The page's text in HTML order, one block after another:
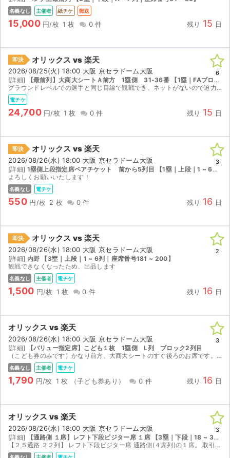
名義なし 主催者 紙チケ 郵送
15,000 円/枚 1 枚 0 件 残り 15 日
即決 オリックス vs 楽天
2026/08/25(火) 18:00 大阪 京セラドーム大阪
[詳細]
【最前列】大商大シートＡ前方 1塁側 31-36番 【1塁｜FAブロック｜1 ~ 2列｜座席番号31 ~ 36】
グラウンドレベルでの選手と同じ目線で観戦でき、ネットがないので迫力があり臨場感が高いです。 選手のアップや練習などがかなり間近で見れます。 クッション性の高いヘッドレスト付きシートで、専用テ...
電チケ
24,700 円/枚 1 枚 0 件 残り 15 日
6
即決 オリックス vs 楽天
2026/08/26(水) 18:00 大阪 京セラドーム大阪
[詳細] 1塁側上段指定席ペアチケット 前から5列目 【1塁｜上段｜1 ~ 6列｜座席番号361 ~ 380】
よろしくお願いいたします！
名義なし 電チケ
550 円/枚 2 枚 0 件 残り 16 日
3
即決 オリックス vs 楽天
2026/08/26(水) 18:00 大阪 京セラドーム大阪
[詳細] 内野 【3塁｜上段｜1 ~ 6列｜座席番号181 ~ 200】
観戦できなくなったため、出品します
名義なし 主催者 電チケ
1,500 円/枚 1 枚 0 件 残り 16 日
2
オリックス vs 楽天
2026/08/26(水) 18:00 大阪 京セラドーム大阪
[詳細]
【バリュー指定席】こども１枚 1塁側 L列 ブロック2列目
（こども券のみです）かなり前方、大商大シートのすぐ後ろのお席です。取引連絡にURLリンクを添付致します。
名義なし 主催者 電チケ
1,790 円/枚 1 枚 （子ども券あり） 0 件 残り 16 日
3
オリックス vs 楽天
2026/08/26(水) 18:00 大阪 京セラドーム大阪
[詳細]
【通路側 １席】レフト下段ビジター席 １席 【3塁｜下段｜18 ~ 33列｜座席番号501 ~ 560】
【２５通路 ２２列】 レフト下段ビジター席 通路側(４席列)の１席。 取引連絡にデジタルチケットのURLを送ります。
3